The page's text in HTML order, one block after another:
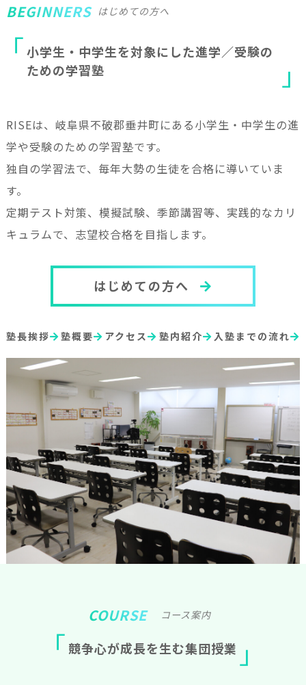
BEGINNERS はじめての方へ
小学生 ・ 中学生を対象にした進学／受験の
ための学習塾
RISEは、岐阜県不破郡垂井町にある小学生・中学生の進
学や受験のための学習塾です。
独自の学習法で、毎年大勢の生徒を合格に導いていま
す。
定期テスト対策、模擬試験、季節講習等、実践的なカリ
キュラムで、志望校合格を目指します。
はじめての方へ
塾長挨拶 塾概要 アクセス 塾内紹介 入塾までの流れ
COURSE コース案内
競争心が成長を生む集団授業